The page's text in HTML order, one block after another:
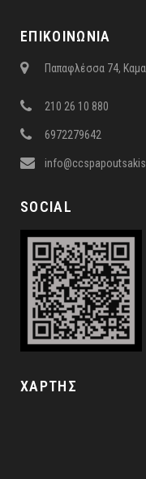
ΕΠΙΚΟΙΝΩΝΙΑ
Παπαφλέσσα 74,
210 26 10 880
6972279642
SOCIAL
ΧΑΡΤΗΣ